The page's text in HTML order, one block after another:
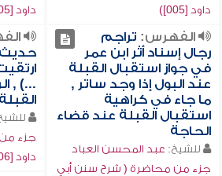
داود [005])
داود [005])
الفهرس: تراجم
رجال إسناد أثر ابن عمر
في جواز استقبال القبلة
عند البول إذا وجد ساتر ,
ما جاء في كراهية
استقبال القبلة عند قضاء
الحاجة
للشيخ: عبد المحسن العباد
جزء من محاضرة ( شرح سنن أبي
حديث
...) ,
جزء
داود [006])